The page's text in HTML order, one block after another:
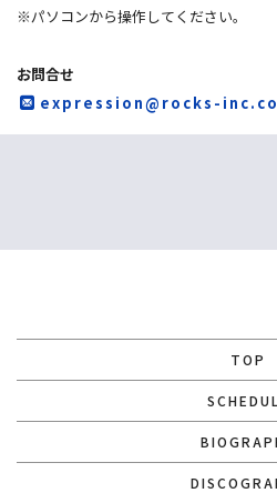
※パソコンから操作してください。
お問合せ
expression@rocks-
TOP